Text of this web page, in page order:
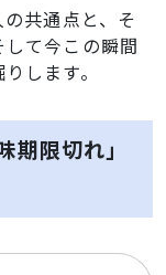
共通点と、そ
て今この瞬間
します。
限切れ」